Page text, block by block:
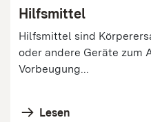
Hilfsmittel
Hilfsmittel sind
oder andere Geräte zum
Vorbeugung...
Lesen